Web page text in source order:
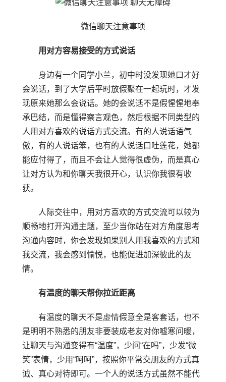
微信聊天注意事项
用对方容易接受的方式说话
身边有一个同学小兰，初中时没发现她口才好
会说话，到了大学后平时放假聚在一起玩时，才发
现原来她那么会说话。她的会说话不是假惺惺地奉
承巴结，而是懂得察言观色，然后根据不同类型的
人用对方喜欢的说话方式交流。有的人说话语气
傲，有的人说话笨，也有的人说话口吐莲花，她都
能应付得了，而且不会让人觉得很虚伪，而是真心
让对方认为和你聊天我很开心，认识你我很有收
获。
人际交往中，用对方喜欢的方式交流可以较为
顺畅地打开沟通主题，至少当你站在对方角度思考
沟通内容时，你会发现如果别人用我喜欢的方式和
我交流，我会感到愉悦，也能促进加深彼此的友
情。
有温度的聊天帮你拉近距离
有温度的聊天不是虚情假意全是客套话，也不
是明明不熟悉的朋友非要装成老友对你嘘寒问暖，
让聊天与沟通变得有“温度”，少问“在吗”，少发“微
笑”表情，少用“呵呵”，按照你平常交朋友的方式真
诚、真心对待即可。一个人的说话方式虽然不能代